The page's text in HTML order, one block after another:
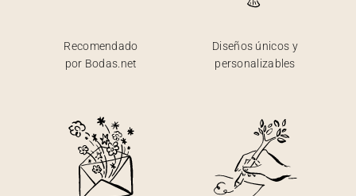
Recomendado
por Bodas.net
Diseños únicos y
personalizables